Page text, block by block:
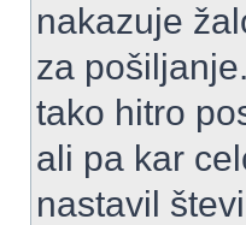
nakazuje
za
tako hitro
ali pa kar
nastavil